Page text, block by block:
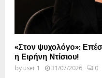
«Στον ψυχολόγο»:
η Ειρήνη Ντίσιου!
by user 1 31/07/2026 0